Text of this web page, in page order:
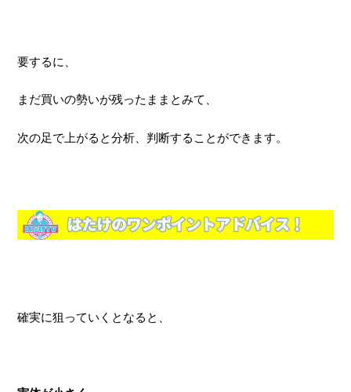
要するに、
まだ買いの勢いが残ったままとみて、
次の足で上がると分析、判断することができます。
確実に狙っていくとなると、